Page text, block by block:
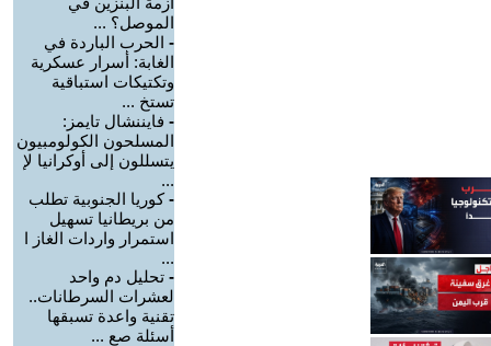
الموصل؟ ...
- الحرب الباردة في
الغابة: أسرار عسكرية
وتكتيكات استباقية
تستخ ...
- فايننشال تايمز:
المسلحون الكولومبيون
يتسللون إلى أوكرانيا لإ
...
-كوريا الجنوبية تطلب
من بريطانيا تسهيل
استمرار واردات الغاز ا
...
- تحليل دم واحد
لعشرات السرطانات..
تقنية واعدة تسبقها
أسئلة صع ...